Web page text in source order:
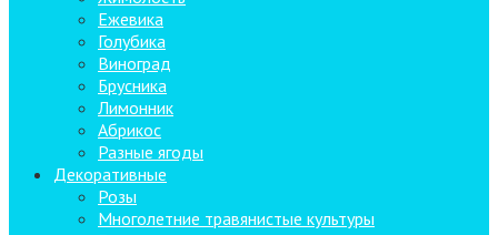
Ежевика
Голубика
Виноград
Брусника
Лимонник
Абрикос
Разные ягоды
Декоративные
Розы
Многолетние травянистые культуры